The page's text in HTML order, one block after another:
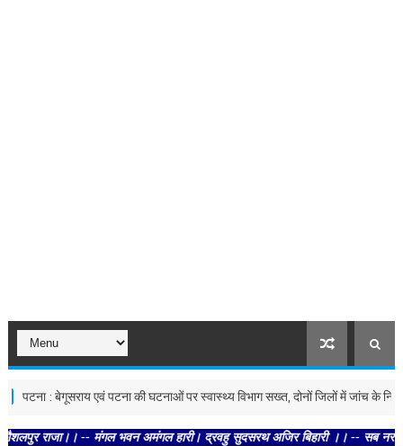
: बेगूसराय एवं पटना की घटनाओं पर स्वास्थ्य विभाग सख्त, दोनों जिलों में जांच के निर्देश
-- मंगल भवन अमंगल हारी। द्रवहु सुदसरथ अजिर बिहारी ।। -- सब नर करहिं